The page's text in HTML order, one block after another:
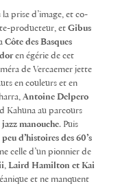
la prise d’image, et co-
producteur, et Gibus
Côte des Basques
en égérie de cet
de Vercaemer jette
en couleurs et en
Antoine Delpero
Kahuna au parcours
manouche. Puis
d’histoires des 60’s
celle d’un pionnier de
, Laird Hamilton et Kai
et ne manquent